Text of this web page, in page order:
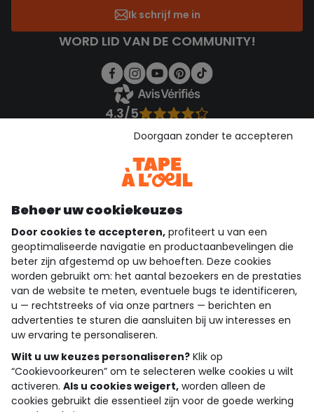
Ik schrijf me in
WORD LID VAN DE COMMUNITY!
4.3/5
Bekijk de vertrouwensverklaring
Download onze applicatie
Ontdek onze applicatie
wie zijn we?
hulp nodig
loyalty club
onze catalogus
Beheer uw cookiekeuzes
Door cookies te accepteren, profiteert u van een
geoptimaliseerde navigatie en productaanbevelingen die
beter zijn afgestemd op uw behoeften. Deze cookies
worden gebruikt om: het aantal bezoekers en de prestaties
van de website te meten, eventuele bugs te identificeren,
u — rechtstreeks of via onze partners — berichten en
advertenties te sturen die aansluiten bij uw interesses en
uw ervaring te personaliseren.
Wilt u uw keuzes personaliseren? Klik op
“Cookievoorkeuren” om te selecteren welke cookies u wilt
activeren. Als u cookies weigert, worden alleen de
cookies gebruikt die essentieel zijn voor de goede werking
Doorgaan zonder te accepteren